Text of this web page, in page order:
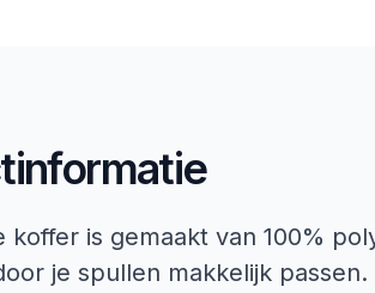
koffer is gemaakt van 100%
je spullen makkelijk